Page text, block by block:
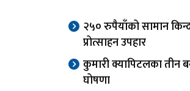
२५० रुपैयाँको सामान
प्रोत्साहन उपहार
कुमारी क्यापिटलका तीन
घोषणा